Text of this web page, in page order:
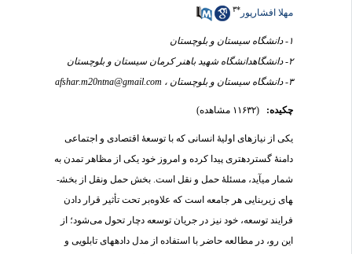
مهلا افشارپور
afshar.m20ntna@gmail.com
چکیده: (۱۱۶۳۲ مشاهده)
یکی از نیازهای اولیۀ انسانی که با توسعۀ اقتصادی و اجتماعی
دامنۀ گسترده­تری پیدا کرده و امروز خود یکی از مظاهر تمدن به
شمار می­آید، مسئلۀ حمل و نقل است. بخش حمل ونقل از بخش­
های زیربنایی هر جامعه است که علاوه‌بر تحت تأثیر قرار دادن
فرایند توسعه، خود نیز در جریان توسعه دچار تحول می‌شود؛ از
این رو، در مطالعه حاضر با استفاده از مدل داده­های تابلویی و